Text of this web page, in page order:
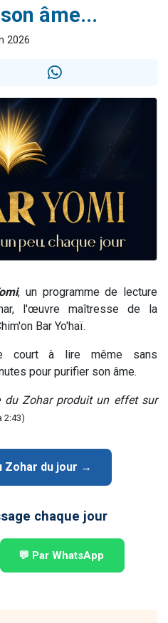
de faire un don pour Sauvez la jambe de Yohan
musiques dans Torah-Box Music
29 personnes viennent de demander une bénédiction
âme...
2026
, un programme de lecture
l'œuvre maîtresse de la
Bar Yo'haï.
court à lire même sans
pour purifier son âme.
du Zohar produit un effet sur
2:43)
Zohar du jour →
chaque jour
💬 Par WhatsApp